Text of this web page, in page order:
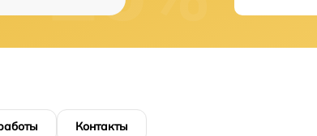
Контакты